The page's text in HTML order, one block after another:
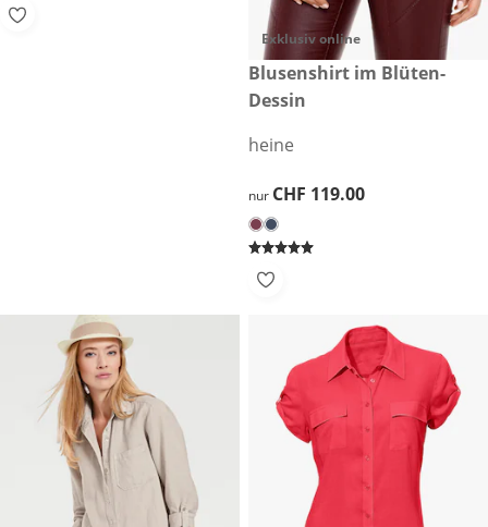
Exklusiv online
CHF 119.00
Blusenshirt im Blüten-
Dessin
heine
CHF 119.00
nur CHF 119.00